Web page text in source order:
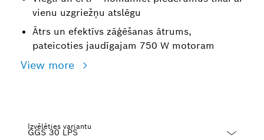
vienu uzgriežņu atslēgu
Ātrs un efektīvs zāģēšanas ātrums,
pateicoties jaudīgajam 750 W motoram
View more
Izvēlēties variantu